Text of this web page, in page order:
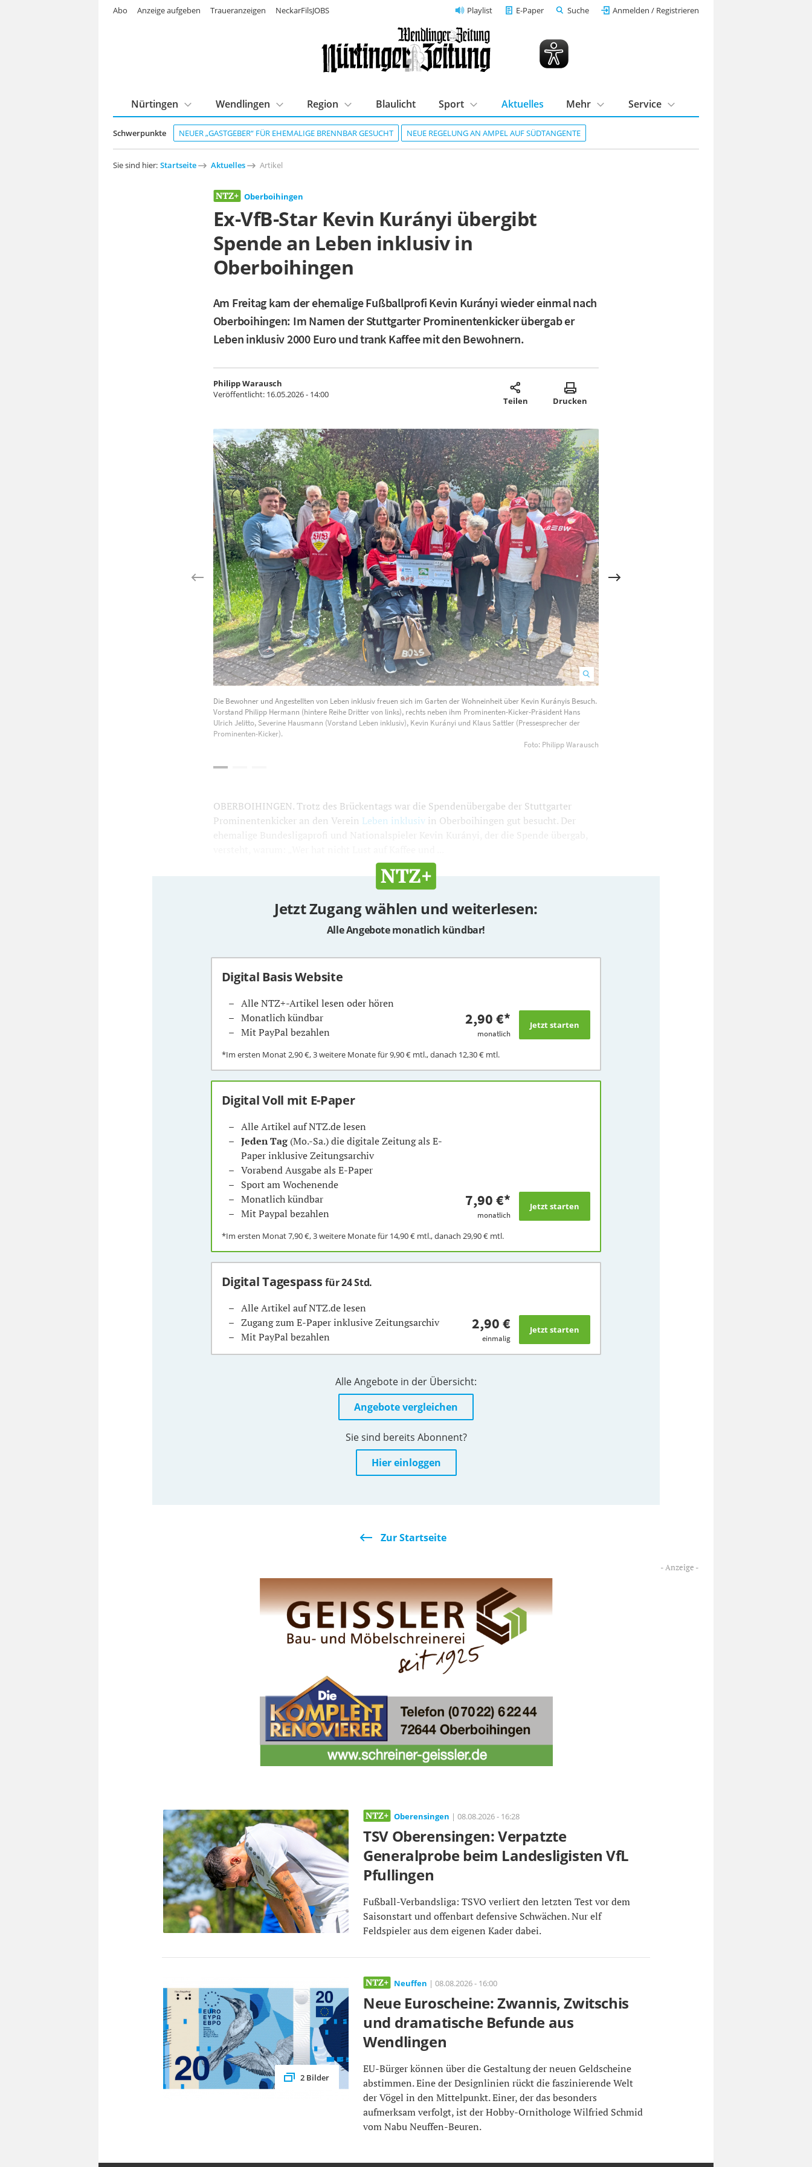
Playlist E-Paper Suche Anmelden / Registrieren
Schwerpunkte NEUER „GASTGEBER“ FÜR EHEMALIGE BRENNBAR GESUCHT NEUE REGELUNG AN AMPEL AUF SÜDTANGENTE
Nürtingen Wendlingen Region Blaulicht Sport Aktuelles Mehr Service
Abo Anzeige aufgeben Traueranzeigen NeckarFilsJOBS
Sie sind hier: Startseite Aktuelles Artikel
Oberboihingen
Ex-VfB-Star Kevin Kurányi übergibt
Spende an Leben inklusiv in
Oberboihingen
Am Freitag kam der ehemalige Fußballprofi Kevin Kurányi wieder einmal nach
Oberboihingen: Im Namen der Stuttgarter Prominentenkicker übergab er
Leben inklusiv 2000 Euro und trank Kaffee mit den Bewohnern.
Philipp Warausch
Veröffentlicht: 16.05.2026 - 14:00
Teilen Drucken
Die Bewohner und Angestellten von Leben inklusiv freuen sich im Garten der Wohneinheit über Kevin Kurányis Besuch.
Vorstand Philipp Hermann (hintere Reihe Dritter von links), rechts neben ihm Prominenten-Kicker-Präsident Hans
Ulrich Jelitto, Severine Hausmann (Vorstand Leben inklusiv), Kevin Kurányi und Klaus Sattler (Pressesprecher der
Prominenten-Kicker).
Foto: Philipp Warausch
OBERBOIHINGEN. Trotz des Brückentags war die Spendenübergabe der Stuttgarter
Prominentenkicker an den Verein Leben inklusivin Oberboihingen gut besucht. Der
ehemalige Bundesligaprofi und Nationalspieler Kevin Kurányi, der die Spende übergab,
Jetzt Zugang wählen und weiterlesen:
Alle Angebote monatlich kündbar!
Digital Basis Website
Alle NTZ+-Artikel lesen oder hören
Monatlich kündbar
Mit PayPal bezahlen
2,90 €*
monatlich
*Im ersten Monat2,90 €, 3 weitere Monate für9,90 €mtl., danach 12,30 €mtl.
Digital Voll mit E-Paper
Alle Artikel auf NTZ.de lesen
Jeden Tag(Mo.-Sa.) die digitale Zeitung als E-
Paper inklusive Zeitungsarchiv
Vorabend Ausgabe als E-Paper
Sport am Wochenende
Monatlich kündbar
Mit Paypal bezahlen
7,90 €*
monatlich
*Im ersten Monat7,90 €, 3 weitere Monate für 14,90 €mtl., danach 29,90 €mtl.
Digital Tagespassfür 24 Std.
Alle Artikel auf NTZ.de lesen
Zugang zum E-Paper inklusive Zeitungsarchiv
Mit PayPal bezahlen
2,90 €
einmalig
Alle Angebote in der Übersicht:
Angebote vergleichen
Sie sind bereits Abonnent?
Hier einloggen
Zur Startseite
Oberensingen | 08.08.2026 - 16:28
TSV Oberensingen: Verpatzte
Generalprobe beim Landesligisten VfL
Pfullingen
Fußball-Verbandsliga: TSVO verliert den letzten Test vor dem
Saisonstart und offenbart defensive Schwächen. Nur elf
Feldspieler aus dem eigenen Kader dabei.
2 Bilder
Neuffen | 08.08.2026 - 16:00
Neue Euroscheine: Zwannis, Zwitschis
und dramatische Befunde aus
Wendlingen
EU-Bürger können über die Gestaltung der neuen Geldscheine
abstimmen. Eine der Designlinien rückt die faszinierende Welt
der Vögel in den Mittelpunkt. Einer, der das besonders
aufmerksam verfolgt, ist der Hobby-Ornithologe Wilfried Schmid
vom Nabu Neuffen-Beuren.